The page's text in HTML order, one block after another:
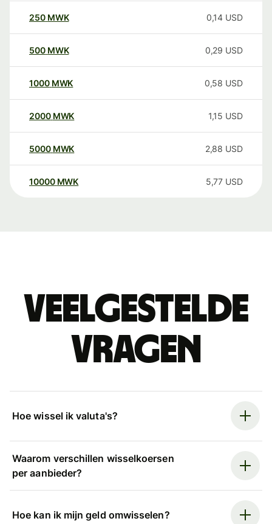
250 MWK 0,14 USD
500 MWK 0,29 USD
1000 MWK 0,58 USD
2000 MWK 1,15 USD
5000 MWK 2,88 USD
10000 MWK 5,77 USD
Veelgestelde
vragen
Hoe wissel ik valuta's?
Waarom verschillen wisselkoersen
per aanbieder?
Hoe kan ik mijn geld omwisselen?